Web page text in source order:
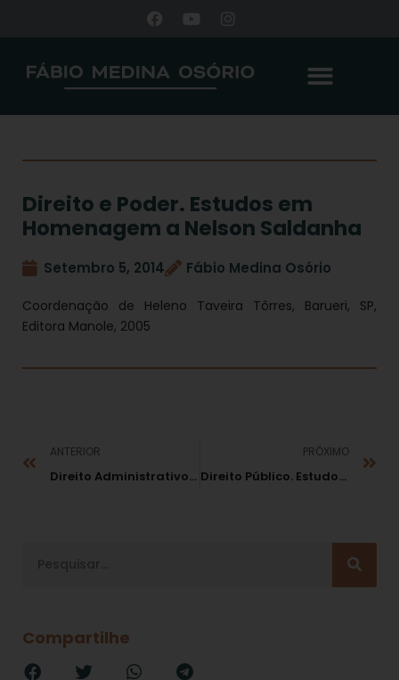
Direito e Poder. Estudos em
Homenagem a Nelson Saldanha
Setembro 5, 2014 Fábio Medina Osório
Coordenação de Heleno Taveira Tôrres, Barueri, SP,
Editora Manole, 2005
ANTERIOR
Direito Administrativo. Direito em Foco
PRÓXIMO
Direito Público. Estudos em homenagem a Adílson Abreu Dallari
Compartilhe